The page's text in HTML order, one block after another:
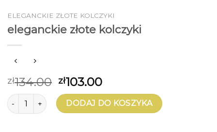
ELEGANCKIE ZŁOTE KOLCZYKI
eleganckie złote kolczyki
zł134.00 zł103.00
ilość eleganckie złote kolczykiDODAJ DO KOSZYKA